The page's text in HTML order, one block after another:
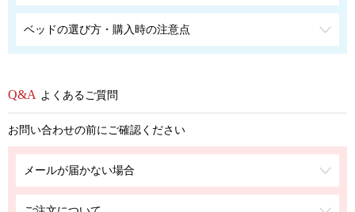
ベッドの選び方・購入時の注意点
よくあるご質問
お問い合わせの前にご確認ください
メールが届かない場合